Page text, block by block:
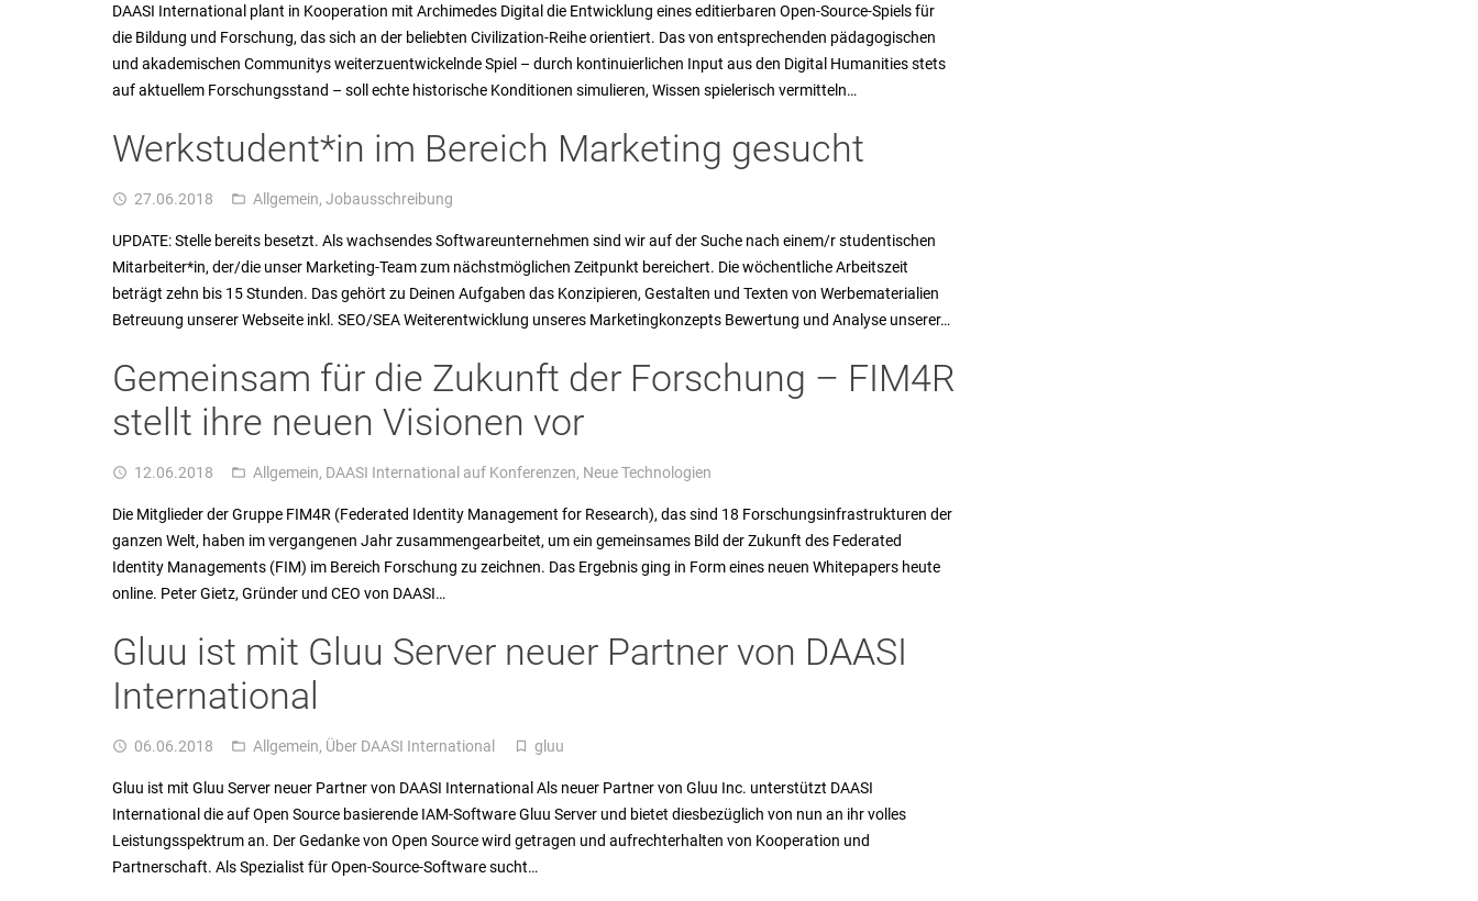
DAASI International plant in Kooperation mit Archimedes Digital die Entwicklung eines editierbaren Open-Source-Spiels für
die Bildung und Forschung, das sich an der beliebten Civilization-Reihe orientiert. Das von entsprechenden pädagogischen
und akademischen Communitys weiterzuentwickelnde Spiel – durch kontinuierlichen Input aus den Digital Humanities stets
auf aktuellem Forschungsstand – soll echte historische Konditionen simulieren, Wissen spielerisch vermitteln…
Werkstudent*in im Bereich Marketing gesucht
access_time 27.06.2018 folder_open Allgemein, Jobausschreibung
UPDATE: Stelle bereits besetzt. Als wachsendes Softwareunternehmen sind wir auf der Suche nach einem/r studentischen
Mitarbeiter*in, der/die unser Marketing-Team zum nächstmöglichen Zeitpunkt bereichert. Die wöchentliche Arbeitszeit
beträgt zehn bis 15 Stunden. Das gehört zu Deinen Aufgaben das Konzipieren, Gestalten und Texten von Werbematerialien
Betreuung unserer Webseite inkl. SEO/SEA Weiterentwicklung unseres Marketingkonzepts Bewertung und Analyse unserer…
Gemeinsam für die Zukunft der Forschung – FIM4R
stellt ihre neuen Visionen vor
access_time 12.06.2018 folder_open Allgemein, DAASI International auf Konferenzen, Neue Technologien
Die Mitglieder der Gruppe FIM4R (Federated Identity Management for Research), das sind 18 Forschungsinfrastrukturen der
ganzen Welt, haben im vergangenen Jahr zusammengearbeitet, um ein gemeinsames Bild der Zukunft des Federated
Identity Managements (FIM) im Bereich Forschung zu zeichnen. Das Ergebnis ging in Form eines neuen Whitepapers heute
online. Peter Gietz, Gründer und CEO von DAASI…
Gluu ist mit Gluu Server neuer Partner von DAASI
International
access_time 06.06.2018 folder_open Allgemein, Über DAASI International turned_in_not gluu
Gluu ist mit Gluu Server neuer Partner von DAASI International Als neuer Partner von Gluu Inc. unterstützt DAASI
International die auf Open Source basierende IAM-Software Gluu Server und bietet diesbezüglich von nun an ihr volles
Leistungsspektrum an. Der Gedanke von Open Source wird getragen und aufrechterhalten von Kooperation und
Partnerschaft. Als Spezialist für Open-Source-Software sucht…